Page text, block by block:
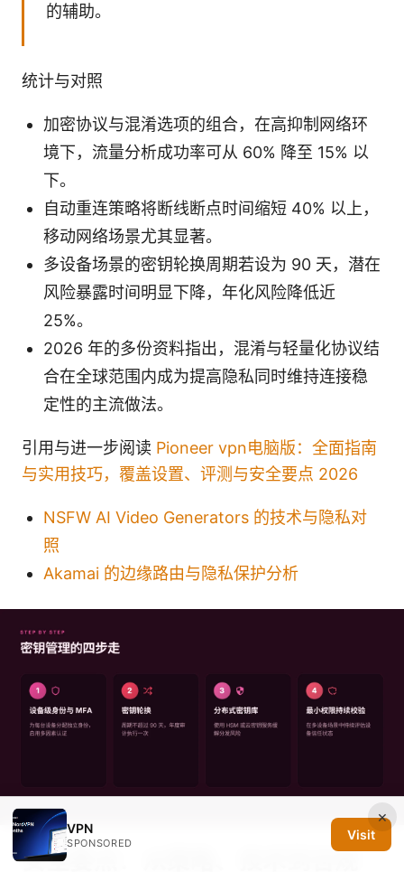
的辅助。
统计与对照
加密协议与混淆选项的组合，在高抑制网络环
境下，流量分析成功率可从 60% 降至 15% 以
下。
自动重连策略将断线断点时间缩短 40% 以上，
移动网络场景尤其显著。
多设备场景的密钥轮换周期若设为 90 天，潜在
风险暴露时间明显下降，年化风险降低近
25%。
2026 年的多份资料指出，混淆与轻量化协议结
合在全球范围内成为提高隐私同时维持连接稳
定性的主流做法。
引用与进一步阅读 Pioneer vpn电脑版：全面指南
与实用技巧，覆盖设置、评测与安全要点 2026
NSFW AI Video Generators 的技术与隐私对
照
Akamai 的边缘路由与隐私保护分析
安全要点：从策略、技术到合规
×
VPN
SPONSORED
Visit